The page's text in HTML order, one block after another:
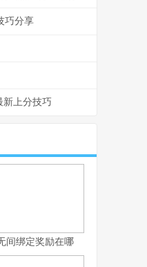
巧分享
新上分技巧
看卢本伟的实战定位与上限
间绑定奖励在哪